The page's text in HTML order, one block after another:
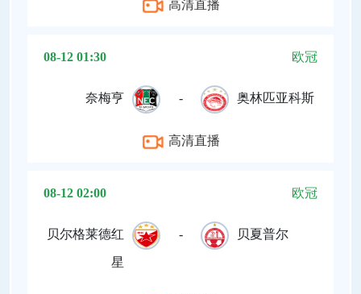
高清直播
08-12 01:30 欧冠
奈梅亨 - 奥林匹亚科斯
高清直播
08-12 02:00 欧冠
贝尔格莱德红
星
- 贝夏普尔